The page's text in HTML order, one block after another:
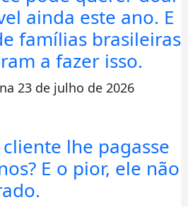
ainda este ano. E
famílias brasileiras
a fazer isso.
23 de julho de 2026
cliente lhe pagasse
E o pior, ele não